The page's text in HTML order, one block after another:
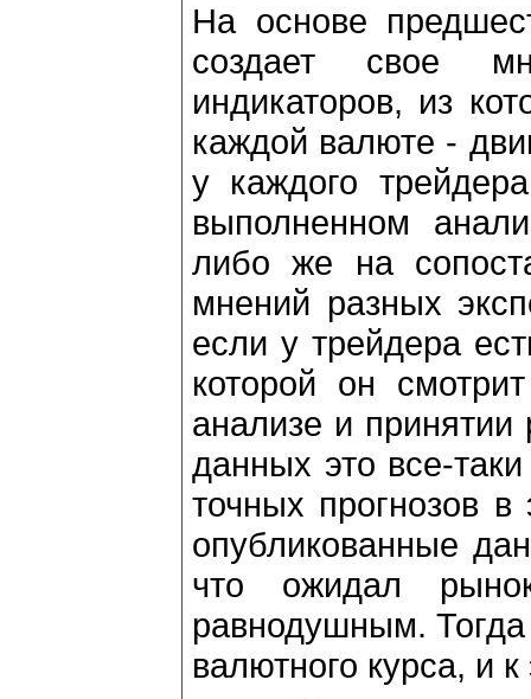
На основе
создает свое
индикаторов, из
каждой валюте -
у каждого
выполненном
либо же на
мнений разных
если у трейдера
которой он
анализе и
данных это все-
точных прогнозов
опубликованные
что ожидал
равнодушным. Тогда
валютного курса, и